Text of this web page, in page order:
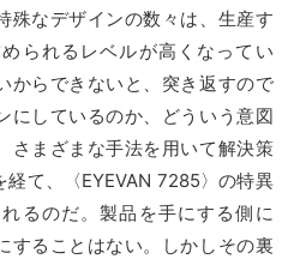
殊なデザインの数々は、生産す
られるレベルが高くなってい
からできないと、突き返すので
にしているのか、どういう意図
さまざまな手法を用いて解決策
経て、〈EYEVAN 7285〉の特異
るのだ。製品を手にする側に
することはない。しかしその裏